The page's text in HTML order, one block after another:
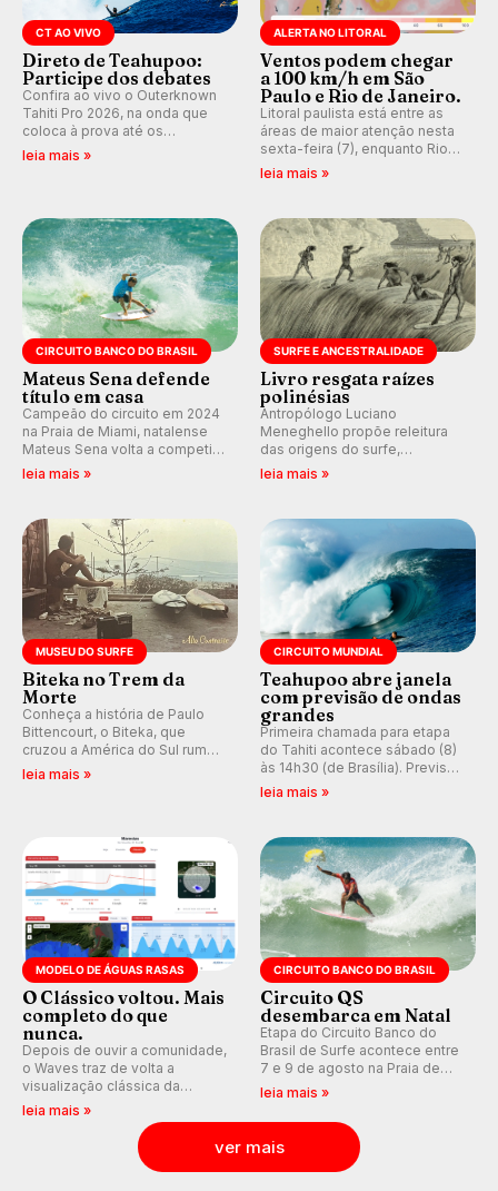
CT AO VIVO
Direto de Teahupoo:
Participe dos debates
Confira ao vivo o Outerknown
Tahiti Pro 2026, na onda que
coloca à prova até os
melhores surfistas do mundo.
etapas da WSL.
leia mais »
ALERTA NO LITORAL
Ventos podem chegar
a 100 km/h em São
Paulo e Rio de Janeiro.
Litoral paulista está entre as
áreas de maior atenção nesta
sexta-feira (7), enquanto Rio
de Janeiro também recebe
km/h em Itanhaém.
leia mais »
CIRCUITO BANCO DO BRASIL
Mateus Sena defende
título em casa
Campeão do circuito em 2024
na Praia de Miami, natalense
Mateus Sena volta a competir
em casa em busca de manter a
leia mais »
SURFE E ANCESTRALIDADE
Livro resgata raízes
polinésias
Antropólogo Luciano
Meneghello propõe releitura
das origens do surfe,
resgatando a cultura polinésia
prática em esporte e indústria.
leia mais »
MUSEU DO SURFE
Biteka no Trem da
Morte
Conheça a história de Paulo
Bittencourt, o Biteka, que
cruzou a América do Sul rumo
ao Pacífico em uma jornada
leia mais »
CIRCUITO MUNDIAL
Teahupoo abre janela
com previsão de ondas
grandes
Primeira chamada para etapa
do Tahiti acontece sábado (8)
às 14h30 (de Brasília). Previsão
indica swell consistente.
Kelly Slater convidado.
leia mais »
MODELO DE ÁGUAS RASAS
O Clássico voltou. Mais
completo do que
nunca.
Depois de ouvir a comunidade,
o Waves traz de volta a
visualização clássica da
previsão de águas rasas,
agora integrada à nova
plataforma e com previsão das
ondas para até 16 dias.
leia mais »
CIRCUITO BANCO DO BRASIL
Circuito QS
desembarca em Natal
Etapa do Circuito Banco do
Brasil de Surfe acontece entre
7 e 9 de agosto na Praia de
Miami (RN), em disputas
(QS) 4.000 e pela corrida por
vagas no Challenger Series.
leia mais »
ver mais